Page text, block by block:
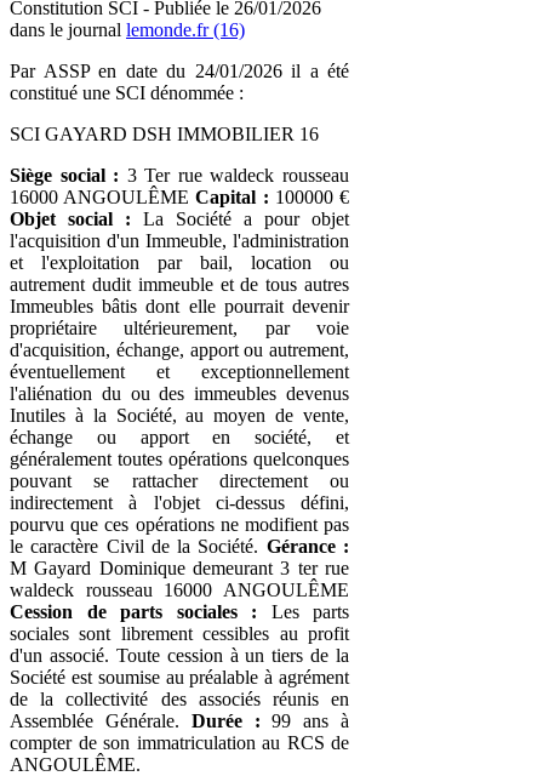
Constitution SCI - Publiée le 26/01/2026
dans le journal lemonde.fr (16)
Par ASSP en date du 24/01/2026 il a été
constitué une SCI dénommée :
SCI GAYARD DSH IMMOBILIER 16
Siège social : 3 Ter rue waldeck rousseau
16000 ANGOULÊMECapital : 100000 €
Objet social : La Société a pour objet
l'acquisition d'un Immeuble, l'administration
et l'exploitation par bail, location ou
autrement dudit immeuble et de tous autres
Immeubles bâtis dont elle pourrait devenir
propriétaire ultérieurement, par voie
d'acquisition, échange, apport ou autrement,
éventuellement et exceptionnellement
l'aliénation du ou des immeubles devenus
Inutiles à la Société, au moyen de vente,
échange ou apport en société, et
généralement toutes opérations quelconques
pouvant se rattacher directement ou
indirectement à l'objet ci-dessus défini,
pourvu que ces opérations ne modifient pas
le caractère Civil de la Société. Gérance :
M Gayard Dominique demeurant 3 ter rue
waldeck rousseau 16000 ANGOULÊME
Cession de parts sociales : Les parts
sociales sont librement cessibles au profit
d'un associé. Toute cession à un tiers de la
Société est soumise au préalable à agrément
de la collectivité des associés réunis en
Assemblée Générale. Durée : 99 ans à
compter de son immatriculation au RCS de
ANGOULÊME.